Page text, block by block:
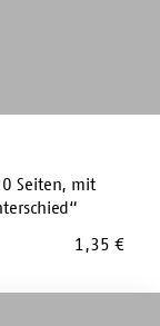
Seiten, mit
1,35€